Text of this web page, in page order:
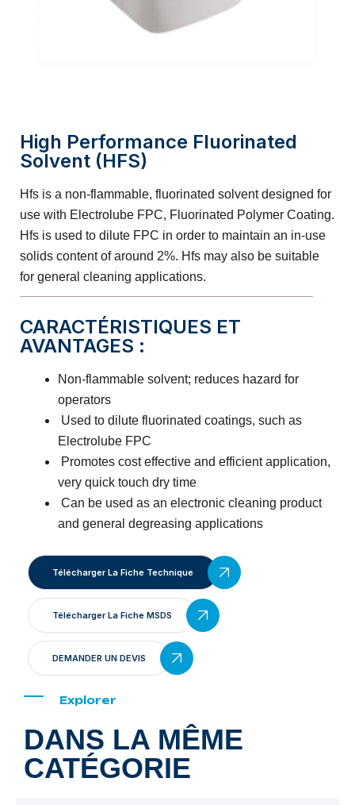
High Performance Fluorinated
Solvent (HFS)
Hfs is a non-flammable, fluorinated solvent designed for
use with Electrolube FPC, Fluorinated Polymer Coating.
Hfs is used to dilute FPC in order to maintain an in-use
solids content of around 2%. Hfs may also be suitable
for general cleaning applications.
CARACTÉRISTIQUES ET
AVANTAGES :
Non-flammable solvent; reduces hazard for
operators
Used to dilute fluorinated coatings, such as
Electrolube FPC
Promotes cost effective and efficient application,
very quick touch dry time
Can be used as an electronic cleaning product
and general degreasing applications
Télécharger La Fiche Technique
Télécharger La Fiche MSDS
DEMANDER UN DEVIS
Explorer
DANS LA MÊME
CATÉGORIE